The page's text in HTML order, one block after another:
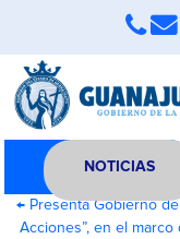
NOTICIAS
← Presenta Gobierno
Acciones”, en el